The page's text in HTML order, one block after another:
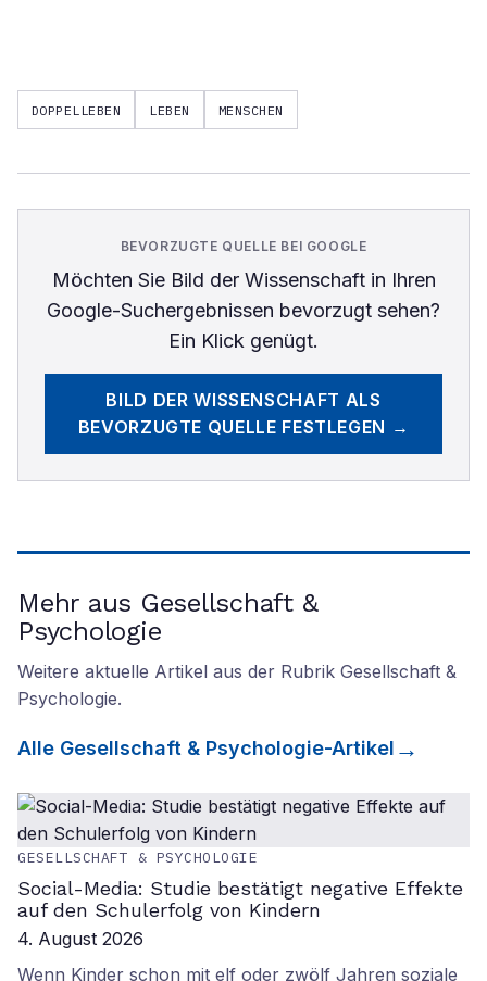
DOPPELLEBEN LEBEN MENSCHEN
BEVORZUGTE QUELLE BEI GOOGLE
Möchten Sie Bild der Wissenschaftin Ihren
Google-Suchergebnissen bevorzugt sehen?
Ein Klick genügt.
BILD DER WISSENSCHAFT ALS
BEVORZUGTE QUELLE FESTLEGEN →
Mehr aus Gesellschaft &
Psychologie
Weitere aktuelle Artikel aus der Rubrik Gesellschaft &
Psychologie.
Alle Gesellschaft & Psychologie-Artikel
GESELLSCHAFT & PSYCHOLOGIE
Social-Media: Studie bestätigt negative Effekte
auf den Schulerfolg von Kindern
4. August 2026
Wenn Kinder schon mit elf oder zwölf Jahren soziale